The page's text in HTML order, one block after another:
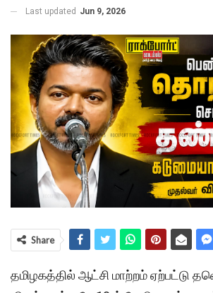
Last updated Jun 9, 2026
Share
தமிழகத்​தில் ஆட்சி மாற்​றம் ஏற்​பட்டு